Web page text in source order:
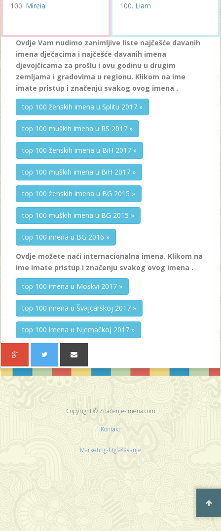
Mireia Liam
Ovdje Vam nudimo zanimljive liste najčešće davanih
imena dječacima i najčešće davanih imena
djevojčicama za prošlu i ovu godinu u drugim
zemljama i gradovima u regionu. Klikom na ime
imate pristup i značenju svakog ovog imena .
top 100 ženskih imena u Splitu 2017 »
top 100 muških imena u RS 2017 »
top 100 ženskih imena u BiH 2017 »
top 100 muških imena u BiH 2017 »
top 100 ženskih imena u BG 2015 »
top 100 muških imena u BG 2015 »
top 100 imena u BG 2016 »
Ovdje možete naći internacionalna imena. Klikom na
ime imate pristup i značenju svakog ovog imena .
top 100 imena u Moskvi 2017 »
top 100 imena u Švajcarskoj 2017 »
top 100 imena u Njemačkoj 2017 »
Copyright © Značenje-Imena.com
Kontakt
Marketing-Oglašavanje